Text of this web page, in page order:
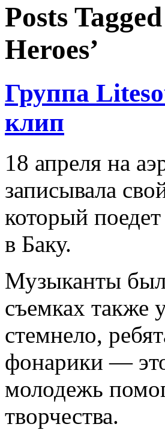
Posts
Heroes’
Группа
клип
18 апреля на
записывала
который
в Баку.
Музыканты
съемках также
стемнело,
фонарики —
молодежь
творчества.